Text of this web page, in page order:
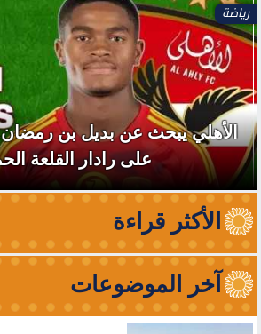
رياضة
الأهلي يبحث عن بديل بن
على رادار القلعة
الأكثر قراءة
آخر الموضوعات